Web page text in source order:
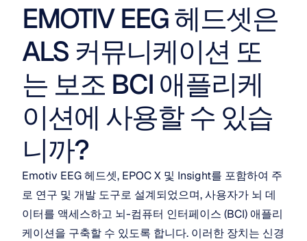
EMOTIV EEG 헤드셋은
ALS 커뮤니케이션 또
는 보조 BCI 애플리케
이션에 사용할 수 있습
니까?
Emotiv EEG 헤드셋, EPOC X 및 Insight를 포함하여 주
로 연구 및 개발 도구로 설계되었으며, 사용자가 뇌 데
이터를 액세스하고 뇌-컴퓨터 인터페이스 (BCI) 애플리
케이션을 구축할 수 있도록 합니다. 이러한 장치는 신경